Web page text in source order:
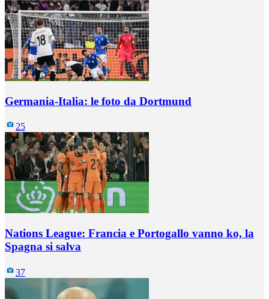
Germania-Italia: le foto da Dortmund
25
Nations League: Francia e Portogallo vanno ko, la
Spagna si salva
37